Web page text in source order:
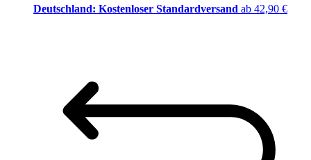
Deutschland: Kostenloser Standardversand ab 42,90 €